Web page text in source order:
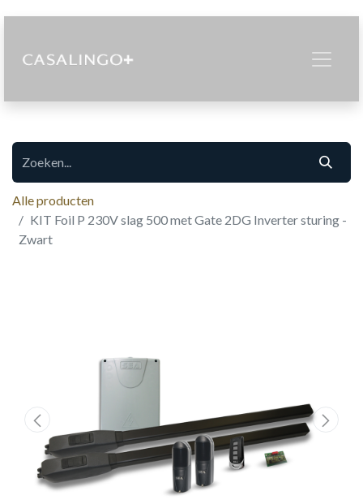
Alle producten
KIT Foil P 230V slag 500 met Gate 2DG Inverter sturing -
Zwart